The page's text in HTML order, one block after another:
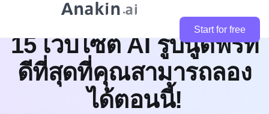
Start for free
15 เว็บไซต์ AI รูปนู้ดฟรีที่
ดีที่สุดที่คุณสามารถลอง
ได้ตอนนี้!